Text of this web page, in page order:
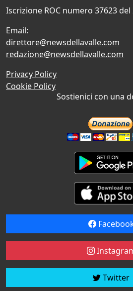
Iscrizione ROC numero 37623 del
Email:
direttore@newsdellavalle.com
redazione@newsdellavalle.com
Privacy Policy
Cookie Policy
Sostienici con una
Twitter